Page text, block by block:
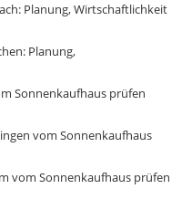
Planung, Wirtschaftlichkeit
Planung,
Sonnenkaufhaus prüfen
vom Sonnenkaufhaus
vom Sonnenkaufhaus prüfen